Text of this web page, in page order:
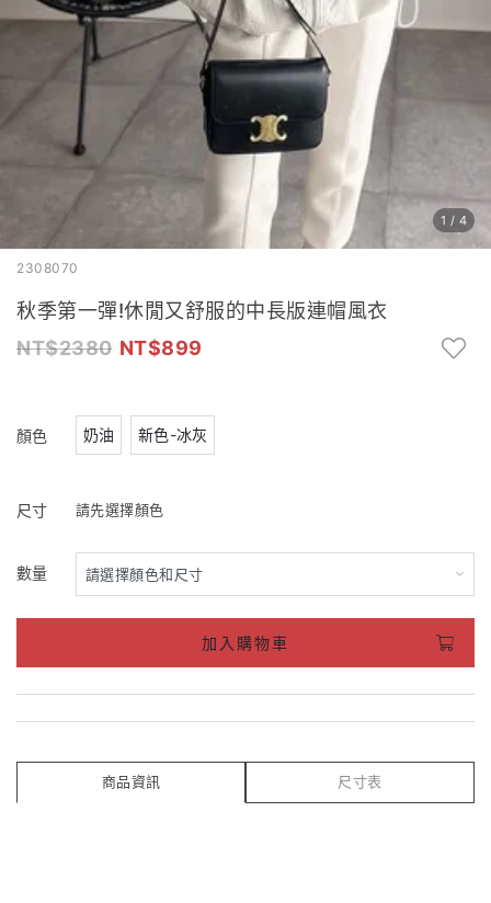
1 / 4
2308070
秋季第一彈!休閒又舒服的中長版連帽風衣
2380
899
顏色 奶油 新色-冰灰
尺寸 請先選擇顏色
數量
加入購物車
商品資訊 尺寸表